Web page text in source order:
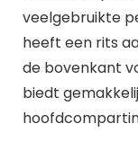
veelgebruikte
heeft een rits
de bovenkant
biedt